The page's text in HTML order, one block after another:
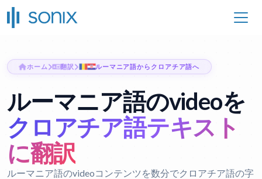
ホーム 翻訳 ルーマニア語からクロアチア語へ
ルーマニア語のvideoを
クロアチア語テキスト
に翻訳
ルーマニア語のvideoコンテンツを数分でクロアチア語の字